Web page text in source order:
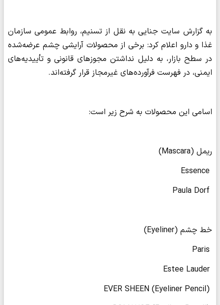
به گزارش سایت جنایی به نقل از تسنیم، روابط عمومی سازمان
غذا و دارو اعلام کرد: برخی از محصولات آرایشی چشم عرضه‌شده
در سطح بازار، به دلیل نداشتن مجوزهای قانونی و تأییدیه‌های
ایمنی، در فهرست فرآورده‌های غیرمجاز قرار گرفته‌اند.
اسامی این محصولات به شرح زیر است:
ریمل (Mascara)
خط چشم (Eyeliner)